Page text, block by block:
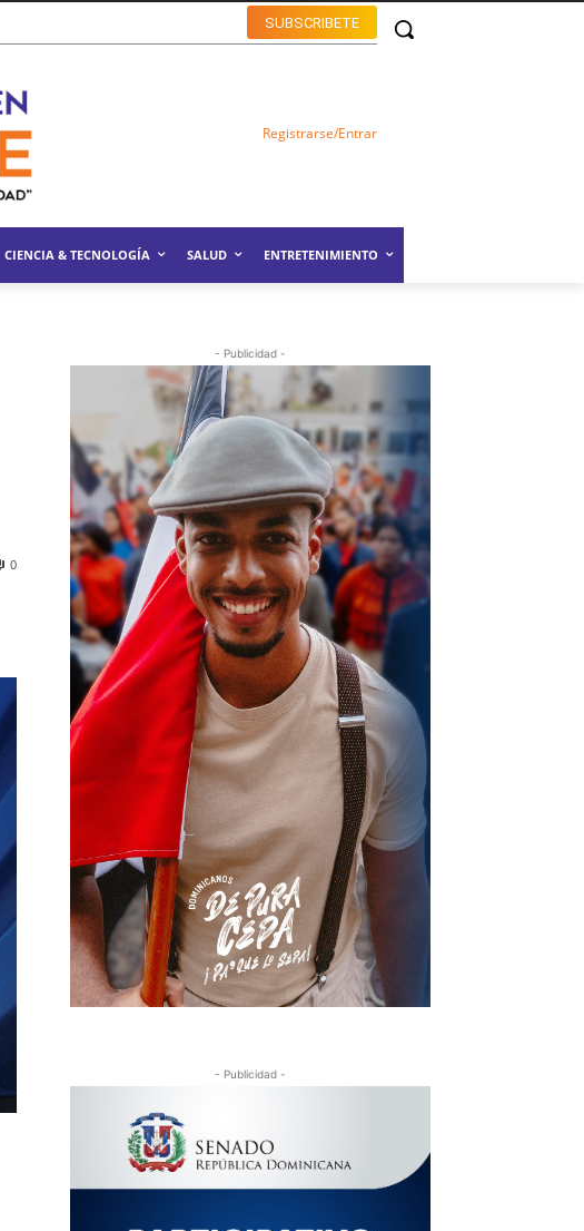
SUBSCRIBETE
Registrarse/Entrar
CIENCIA & TECNOLOGÍA SALUD ENTRETENIMIENTO
0
Pinterest Linkedin ReddIt
- Publicidad -
- Publicidad -